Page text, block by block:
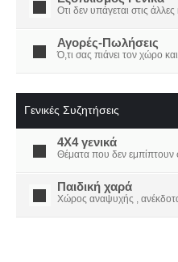
Οτι δεν υπάγεται στις άλλες
Αγορές-Πωλήσεις
Ό,τι σας πιάνει τον χώρο
Γενικές Συζητήσεις
4X4 γενικά
Θέματα που δεν εμπίπτουν
Παιδική χαρά
Χώρος αναψυχής ,